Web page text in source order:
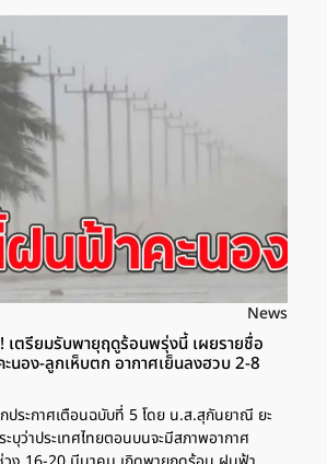
News
ตรียมรับพายุฤดูร้อนพรุ่งนี้ เผยรายชื่อ
นอง-ลูกเห็บตก อากาศเย็นลงฮวบ 2-8
ระกาศเตือนฉบับที่ 5 โดย น.ส.สุกันยาณี ยะ
ว่าประเทศไทยตอนบนจะมีสภาพอากาศ